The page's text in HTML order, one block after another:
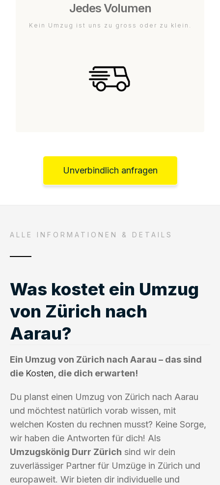
Jedes Volumen
Kein Umzug ist uns zu gross oder zu klein.
Unverbindlich anfragen
ALLE INFORMATIONEN & DETAILS
Was kostet ein Umzug
von Zürich nach
Aarau?
Ein Umzug von Zürich nach Aarau – das sind
die Kosten , die dich erwarten!
Du planst einen Umzug von Zürich nach Aarau
und möchtest natürlich vorab wissen, mit
welchen Kosten du rechnen musst? Keine Sorge,
wir haben die Antworten für dich! Als
Umzugskönig Durr Zürich sind wir dein
zuverlässiger Partner für Umzüge in Zürich und
europaweit. Wir bieten dir individuelle und